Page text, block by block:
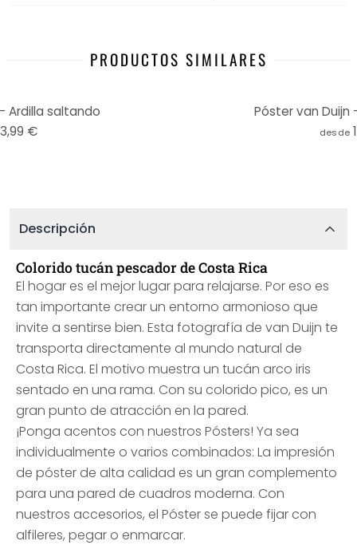
PRODUCTOS SIMILARES
Ardilla saltando
€
Póster van
desde
Descripción
Colorido tucán pescador de Costa Rica
El hogar es el mejor lugar para relajarse. Por eso es
tan importante crear un entorno armonioso que
invite a sentirse bien. Esta fotografía de van Duijn te
transporta directamente al mundo natural de
Costa Rica. El motivo muestra un tucán arco iris
sentado en una rama. Con su colorido pico, es un
gran punto de atracción en la pared.
¡Ponga acentos con nuestros Pósters! Ya sea
individualmente o varios combinados: La impresión
de póster de alta calidad es un gran complemento
para una pared de cuadros moderna. Con
nuestros accesorios, el Póster se puede fijar con
alfileres, pegar o enmarcar.